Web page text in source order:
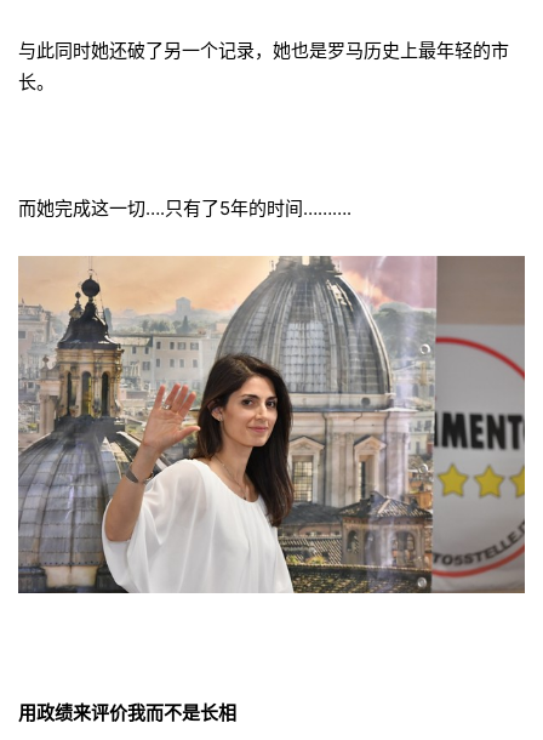
与此同时她还破了另一个记录，她也是罗马历史上最年轻的市
长。
而她完成这一切….只有了5年的时间……….
用政绩来评价我而不是长相